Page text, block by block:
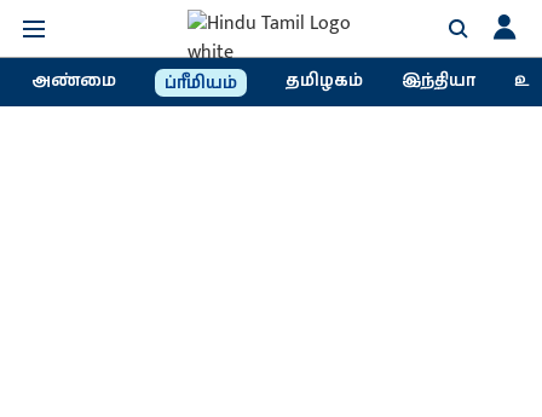
அண்மை ப்ரீமியம் தமிழகம் இந்தியா